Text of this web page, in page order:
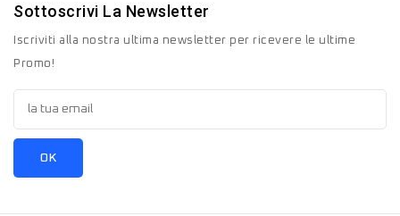
Sottoscrivi La Newsletter
Iscriviti alla nostra ultima newsletter per ricevere le ultime
Promo!